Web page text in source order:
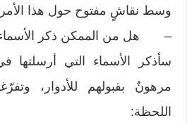
وسط نقاشٍ مفتوح حول هذا الأمر
– هل من الممكن ذكر
سأذكر الأسماء التي أرسلتها
مرهونٌ بقبولهم للأدوار،
اللحظة: